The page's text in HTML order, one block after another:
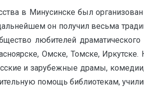
в Минусинске был
он получил весьма
любителей драматического
Омске, Томске, Иркутске.
и зарубежные драмы,
помощь библиотекам,